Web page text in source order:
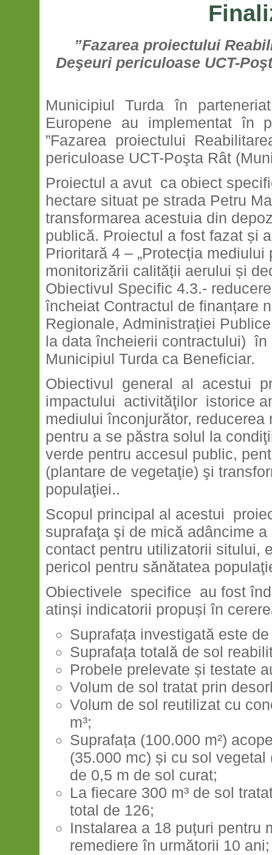
”Fazarea proiectului
Deşeuri periculoase UCT-
Municipiul Turda în
Europene au implementat în
”Fazarea proiectului
periculoase UCT-Poşta Rât
Proiectul a avut ca obiect
hectare situat pe strada Petru
transformarea acestuia din
publică. Proiectul a fost fazat și
Prioritară 4 – „Protecția
monitorizării calității aerului și
Obiectivul Specific 4.3.-
încheiat Contractul de finanțare
Regionale, Administrației
la data încheierii contractului) în
Municipiul Turda ca Beneficiar.
Obiectivul general al acestui
impactului activităţilor istorice
mediului înconjurător,
pentru a se păstra solul la
verde pentru accesul public,
(plantare de vegetaţie) şi
populaţiei..
Scopul principal al acestui
suprafaţa şi de mică adâncime
contact pentru utilizatorii sitului,
pericol pentru sănătatea
Obiectivele specifice au fost
atinși indicatorii propuși în
Suprafața investigată este de
Suprafața totală de sol
Probele prelevate și testate
Volum de sol tratat prin
Volum de sol reutilizat cu
m³;
Suprafața (100.000 m²)
(35.000 mc) și cu sol
de 0,5 m de sol curat;
La fiecare 300 m³ de sol
total de 126;
Instalarea a 18 puțuri pentru
remediere în următorii 10 ani;